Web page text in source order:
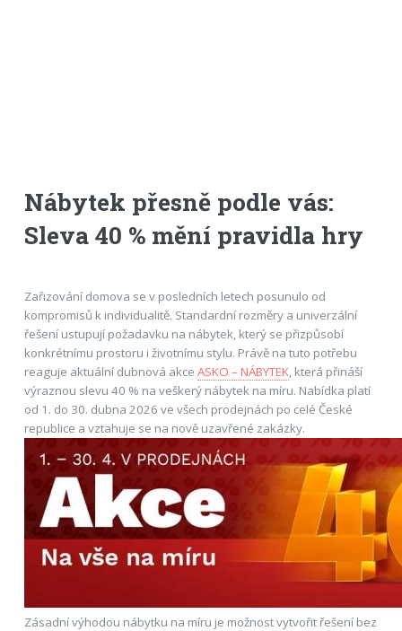
Nábytek přesně podle vás:
Sleva 40 % mění pravidla hry
Zařizování domova se v posledních letech posunulo od
kompromisů k individualitě. Standardní rozměry a univerzální
řešení ustupují požadavku na nábytek, který se přizpůsobí
konkrétnímu prostoru i životnímu stylu. Právě na tuto potřebu
reaguje aktuální dubnová akce ASKO – NÁBYTEK, která přináší
výraznou slevu 40 % na veškerý nábytek na míru. Nabídka platí
od 1. do 30. dubna 2026 ve všech prodejnách po celé České
republice a vztahuje se na nově uzavřené zakázky.
Zásadní výhodou nábytku na míru je možnost vytvořit řešení bez